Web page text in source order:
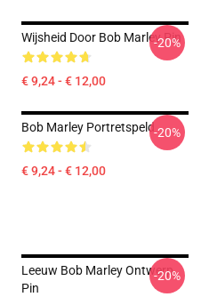
Wijsheid Door Bob Marley Pin
€ 9,24 - € 12,00
-20%
Bob Marley Portretspeld
€ 9,24 - € 12,00
-20%
Leeuw Bob Marley Ontwerp
Pin
-20%